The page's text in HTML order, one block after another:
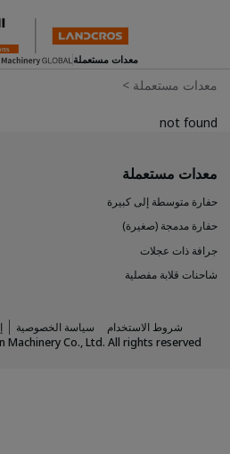
معدات مستعملة
معدات مستعملة >
not found
معدات مستعملة
حفارة متوسطة إلى كبيرة
حفارة مدمجة (صغيرة)
جرافة ذات عجلات
شاحنات قلابة مفصلية
شروط الاستخدام سياسة الخصوصية
Co., Ltd. All rights reserved